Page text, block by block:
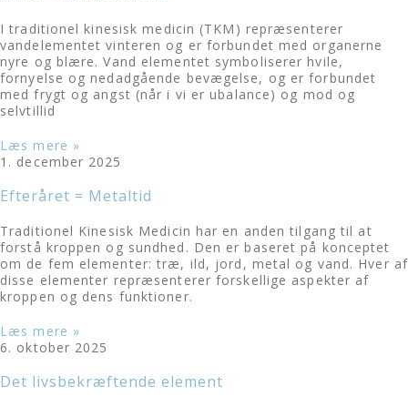
I traditionel kinesisk medicin (TKM) repræsenterer
vandelementet vinteren og er forbundet med organerne
nyre og blære. Vand elementet symboliserer hvile,
fornyelse og nedadgående bevægelse, og er forbundet
med frygt og angst (når i vi er ubalance) og mod og
selvtillid
Læs mere »
1. december 2025
Efteråret = Metaltid
Traditionel Kinesisk Medicin har en anden tilgang til at
forstå kroppen og sundhed. Den er baseret på konceptet
om de fem elementer: træ, ild, jord, metal og vand. Hver af
disse elementer repræsenterer forskellige aspekter af
kroppen og dens funktioner.
Læs mere »
6. oktober 2025
Det livsbekræftende element